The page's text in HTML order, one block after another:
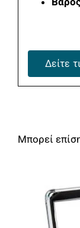
Δείτε
Μπορεί